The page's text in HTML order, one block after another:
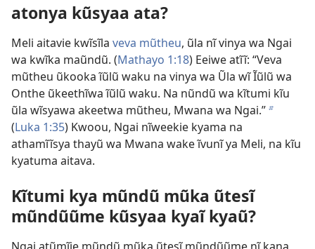
atonya kũsyaa ata?
Meli aitavie kwĩsĩla veva mũtheu, ũla nĩ vinya wa Ngai
wa kwĩka maũndũ. (Mathayo 1:18) Eeiwe atĩĩ: “Veva
mũtheu ũkooka ĩũlũ waku na vinya wa Ũla wĩ Ĩũlũ wa
Onthe ũkeethĩwa ĩũlũ waku. Na nũndũ wa kĩtumi kĩu
ũla wĩsyawa akeetwa mũtheu, Mwana wa Ngai.”b
(Luka 1:35) Kwoou, Ngai nĩweekie kyama na
athamĩĩsya thayũ wa Mwana wake ĩvunĩ ya Meli, na kĩu
kyatuma aitava.
Kĩtumi kya mũndũ mũka ũtesĩ
mũndũũme kũsyaa kyaĩ kyaũ?